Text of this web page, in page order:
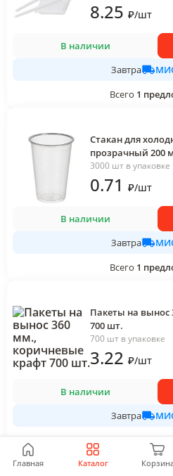
Главная Каталог
8.25 ₽/шт
В наличии
Завтра
Всего 1
Стакан для
прозрачный 200
3000 шт в упаковке
0.71 ₽/шт
В наличии
Завтра
Всего 1
Пакеты на вынос
700 шт.
700 шт в упаковке
3.22 ₽/шт
В наличии
Завтра
Всего1